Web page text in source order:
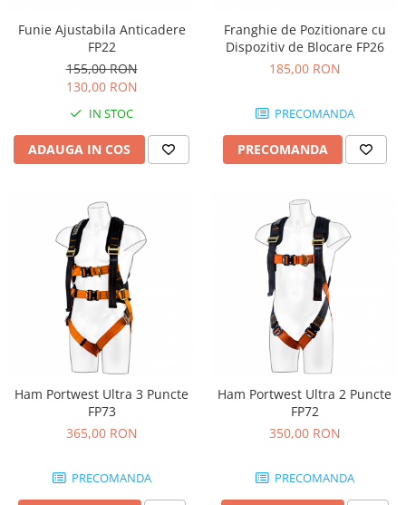
Unelte pentru masurat
Aparate de masura si detectie
Echere si compasuri
Nivele laser
Rulete si metre
Termometre
Scule electrice
Accesorii auto
Accesorii scule electrice
Aparate de sudat si lipit
Capsatoare si pistoale pneumatice
Consumabile scule electrice
Accesorii abrazive
Accesorii pentru lustruire
Accesorii pentru slefuire
Varfuri si discuri diamantate
Funie Ajustabila Anticadere
FP22
155,00 RON
130,00 RON
IN STOC
ADAUGA IN COS
Franghie de Pozitionare cu
Dispozitiv de Blocare FP26
185,00 RON
PRECOMANDA
PRECOMANDA
Ham Portwest Ultra 3 Puncte
FP73
365,00 RON
PRECOMANDA
Ham Portwest Ultra 2 Puncte
FP72
350,00 RON
PRECOMANDA